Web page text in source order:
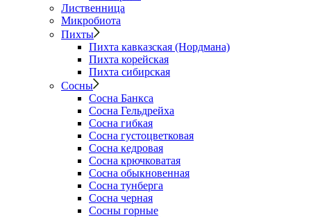
Лиственница
Микробиота
Пихты
Пихта кавказская (Нордмана)
Пихта корейская
Пихта сибирская
Сосны
Сосна Банкса
Сосна Гельдрейха
Сосна гибкая
Сосна густоцветковая
Сосна кедровая
Сосна крючковатая
Сосна обыкновенная
Сосна тунберга
Сосна черная
Сосны горные